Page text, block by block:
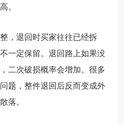
。
，退回时买家往往已经拆
一定保留。退回路上如果没
二次破损概率会增加。很多
题，整件退回后反而变成外
落。